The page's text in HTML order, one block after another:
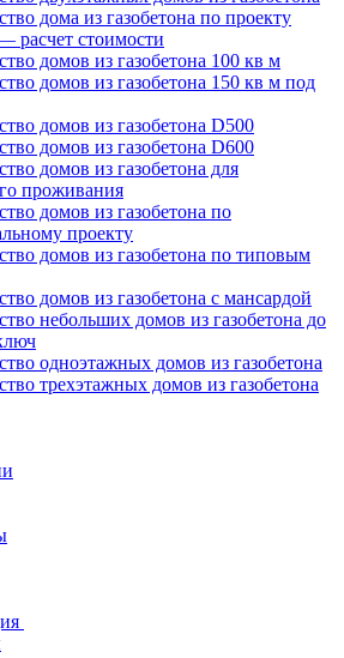
дома из газобетона по проекту
расчет стоимости
домов из газобетона 100 кв м
домов из газобетона 150 кв м под
домов из газобетона D500
домов из газобетона D600
домов из газобетона для
проживания
домов из газобетона по
проекту
домов из газобетона по типовым
домов из газобетона с мансардой
небольших домов из газобетона до
одноэтажных домов из газобетона
трехэтажных домов из газобетона